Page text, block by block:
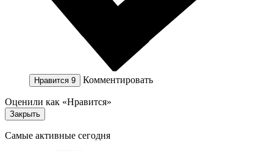
Нравится 9 Комментировать
Оценили как «Нравится»
Закрыть
Самые активные сегодня